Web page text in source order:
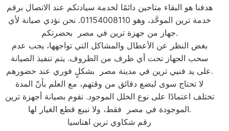
هدفنا هو البقاء متاحين دائمًا لخدمة سيادتكم عند الاتصال برقم
خدمة ترين الموحَّد، وهو 01154008110. نحن نؤدي صيانة لأي
جهاز من جهزة ترين في مصر بحضرتكم.
بغض النظر عن الأعطال والمشاكل التي تواجهها، يجب عدم
سحب الجهاز تحت أي ظرف من الظروف. يتم تنفيذ الصيانة
على يد فنيي ترين في مدينة مصر بشكلٍ فوري عند حضورهم.
لا تحتاج سوى لبضع دقائق من وقتهم، مع العلم بأنّ المدة
تختلف اعتمادًا على نوع الخلل الموجود. نقوم بصيانة أجهزة ترين
الموجودة في مصر فقط، ولا نبيع قطع الغيار لها.
رقم شكاوي ترين اهناسيا